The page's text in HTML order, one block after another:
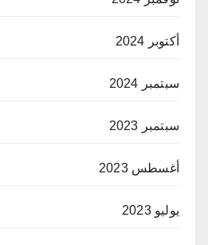
أكتوبر 2024
سبتمبر 2024
سبتمبر 2023
أغسطس 2023
يوليو 2023